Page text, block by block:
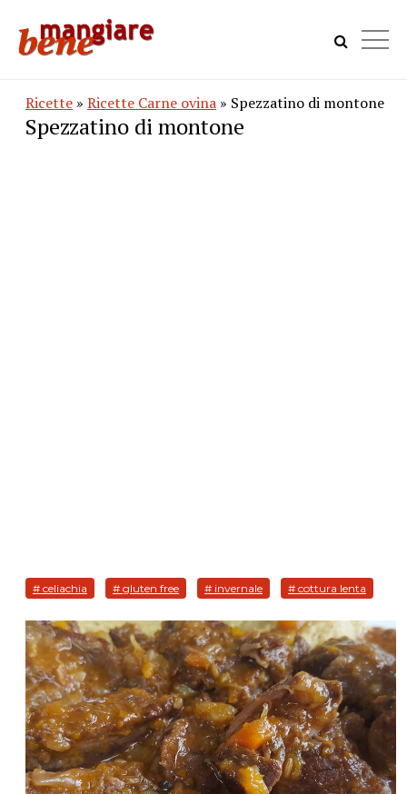
Ricette » Ricette Carne ovina » Spezzatino di montone
Spezzatino di montone
# celiachia # gluten free # invernale # cottura lenta